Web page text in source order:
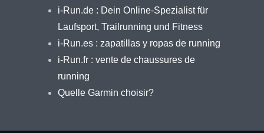
i-Run.de : Dein Online-Spezialist für
Laufsport, Trailrunning und Fitness
i-Run.es : zapatillas y ropas de running
i-Run.fr : vente de chaussures de
running
Quelle Garmin choisir?